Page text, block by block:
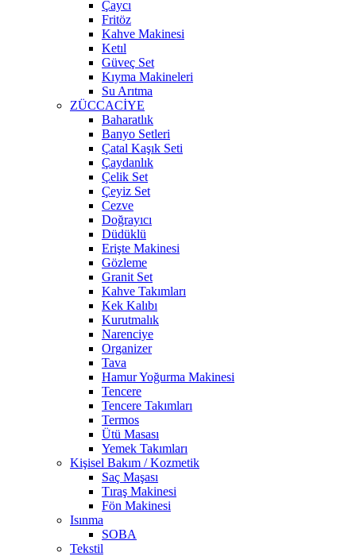
Çaycı
Fritöz
Kahve Makinesi
Ketıl
Güveç Set
Kıyma Makineleri
Su Arıtma
ZÜCCACİYE
Baharatlık
Banyo Setleri
Çatal Kaşık Seti
Çaydanlık
Çelik Set
Çeyiz Set
Cezve
Doğrayıcı
Düdüklü
Erişte Makinesi
Gözleme
Granit Set
Kahve Takımları
Kek Kalıbı
Kurutmalık
Narenciye
Organizer
Tava
Hamur Yoğurma Makinesi
Tencere
Tencere Takımları
Termos
Ütü Masası
Yemek Takımları
Kişisel Bakım / Kozmetik
Saç Maşası
Tıraş Makinesi
Fön Makinesi
Isınma
SOBA
Tekstil